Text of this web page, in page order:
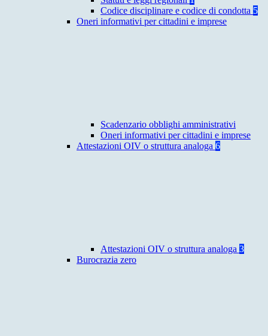
Codice disciplinare e codice di condotta 5
Oneri informativi per cittadini e imprese
Scadenzario obblighi amministrativi
Oneri informativi per cittadini e imprese
Attestazioni OIV o struttura analoga 6
Attestazioni OIV o struttura analoga 3
Burocrazia zero